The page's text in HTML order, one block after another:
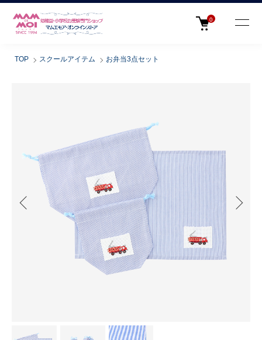
0
TOP スクールアイテム お弁当3点セット